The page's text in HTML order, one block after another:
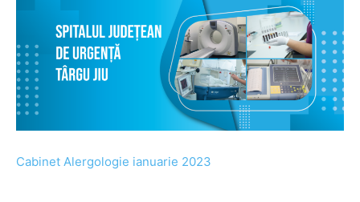
Cabinet Alergologie ianuarie 2023